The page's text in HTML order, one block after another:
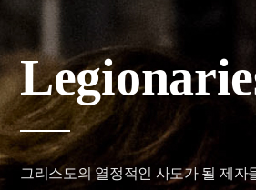
그리스도의 열정적인 사도가 될 제자